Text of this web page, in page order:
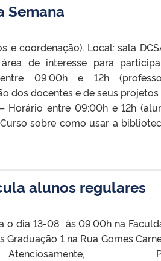
Semana
e coordenação). Local: sala
de interesse para
09:00h e 12h
dos docentes e de seus projetos
Horário entre 09:00h e 12h
sobre como usar a
alunos regulares
o dia 13-08 às 09.00h na
1 na Rua Gomes
– Brasil. Atenciosamente,